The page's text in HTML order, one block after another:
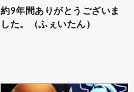
約9年間ありがとうございま
した。（ふぇいたん）